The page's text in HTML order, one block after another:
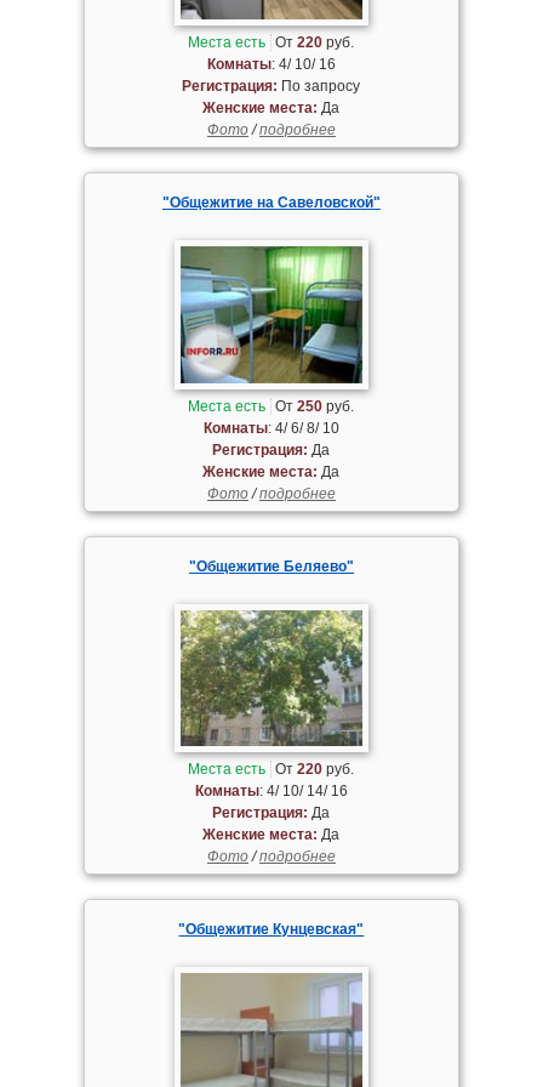
Места есть От220 руб.
Комнаты: 4/ 10/ 16
Регистрация: По запросу
Женские места: Да
Фото/подробнее
"Общежитие на Савеловской"
Места есть От250 руб.
Комнаты: 4/ 6/ 8/ 10
Регистрация: Да
Женские места: Да
Фото/подробнее
"Общежитие Беляево"
Места есть От220 руб.
Комнаты: 4/ 10/ 14/ 16
Регистрация: Да
Женские места: Да
Фото/подробнее
"Общежитие Кунцевская"